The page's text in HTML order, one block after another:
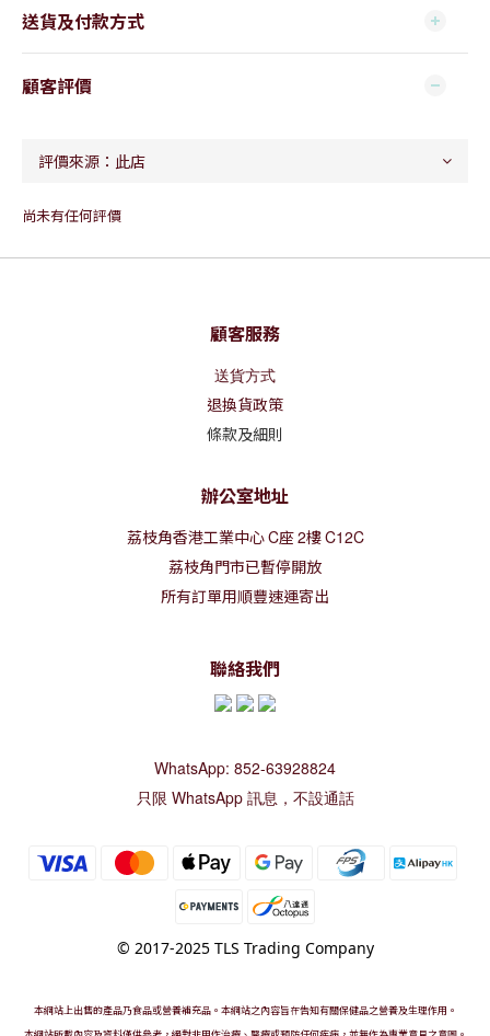
送貨及付款方式
顧客評價
尚未有任何評價
顧客服務
送貨方式
退換貨政策
條款及細則
辦公室地址
荔枝角香港工業中心C座2樓C12C
荔枝角門市已暫停開放
所有訂單用順豐速運寄出
聯絡我們
WhatsApp: 852-63928824
只限 WhatsApp 訊息，不設通話
© 2017-2025 TLS Trading Company
本網站上出售的產品乃食品或營養補充品。本網站之內容旨在告知有關保健品之營養及生理作用。